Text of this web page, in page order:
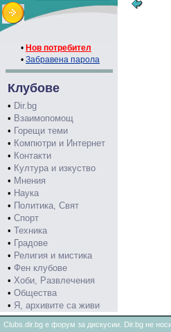
• Нов потребител
• Забравена парола
Клубове
• Dir.bg
• Взаимопомощ
• Горещи теми
• Компютри и Интернет
• Контакти
• Култура и изкуство
• Мнения
• Наука
• Политика, Свят
• Спорт
• Техника
• Градове
• Религия и мистика
• Фен клубове
• Хоби, Развлечения
• Общества
• Я, архивите са живи
Clubs.dir.bg е форум за дискусии. Dir.bg не